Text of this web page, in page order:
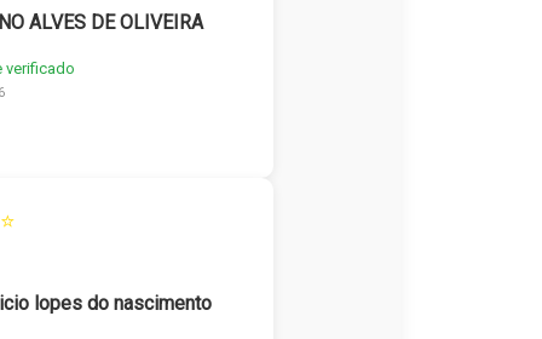
ALVES DE OLIVEIRA
verificado
lopes do nascimento